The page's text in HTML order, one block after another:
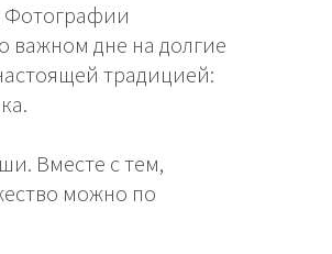
Фотографии
важном дне на долгие
традицией:
Вместе с тем,
можно по